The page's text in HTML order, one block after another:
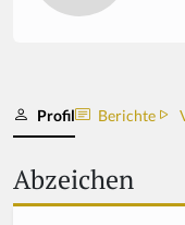
Profil Berichte
Abzeichen